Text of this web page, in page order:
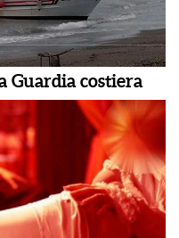
Guardia costiera